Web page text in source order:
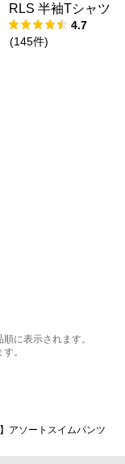
RLS 半袖Tシャツ
4.7
(145件)
に表示されます。
。
】アソートスイムパンツ